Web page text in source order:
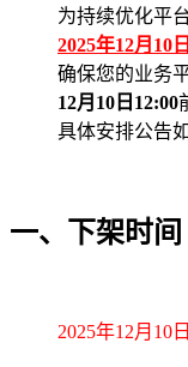
为持续优化平
2025年12月 10
确保您的业务
12月 10 日12:00
具体安排公告
一、下架时间
2025年12月10